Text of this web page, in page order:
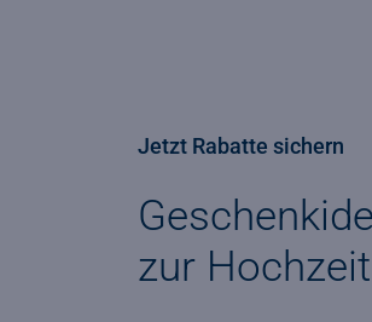
Jetzt Rabatte sichern
zur Hochzeit